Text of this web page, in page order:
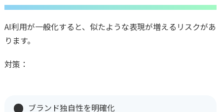
AI利用が一般化すると、似たような表現が増えるリスクがあ
ります。
対策：
ブランド独自性を明確化